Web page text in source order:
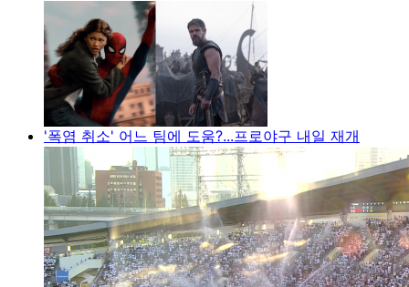
'폭염 취소' 어느 팀에 도움?...프로야구 내일 재개